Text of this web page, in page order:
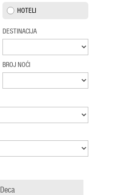
HOTELI
DESTINACIJA
BROJ NOĆI
Deca